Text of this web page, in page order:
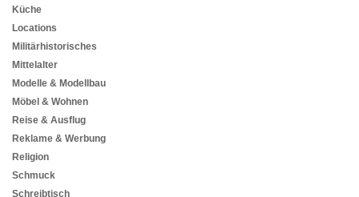
Küche
Locations
Militärhistorisches
Mittelalter
Modelle & Modellbau
Möbel & Wohnen
Reise & Ausflug
Reklame & Werbung
Religion
Schmuck
Schreibtisch